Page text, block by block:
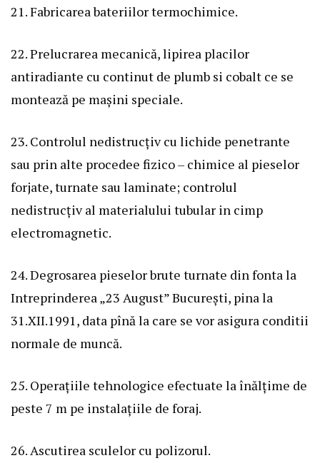
21. Fabricarea bateriilor termochimice.
22. Prelucrarea mecanică, lipirea placilor
antiradiante cu continut de plumb si cobalt ce se
montează pe mașini speciale.
23. Controlul nedistrucțiv cu lichide penetrante
sau prin alte procedee fizico – chimice al pieselor
forjate, turnate sau laminate; controlul
nedistrucțiv al materialului tubular in cimp
electromagnetic.
24. Degrosarea pieselor brute turnate din fonta la
Intreprinderea „23 August” București, pina la
31.XII.1991, data pînă la care se vor asigura conditii
normale de muncă.
25. Operațiile tehnologice efectuate la înălțime de
peste 7 m pe instalațiile de foraj.
26. Ascutirea sculelor cu polizorul.